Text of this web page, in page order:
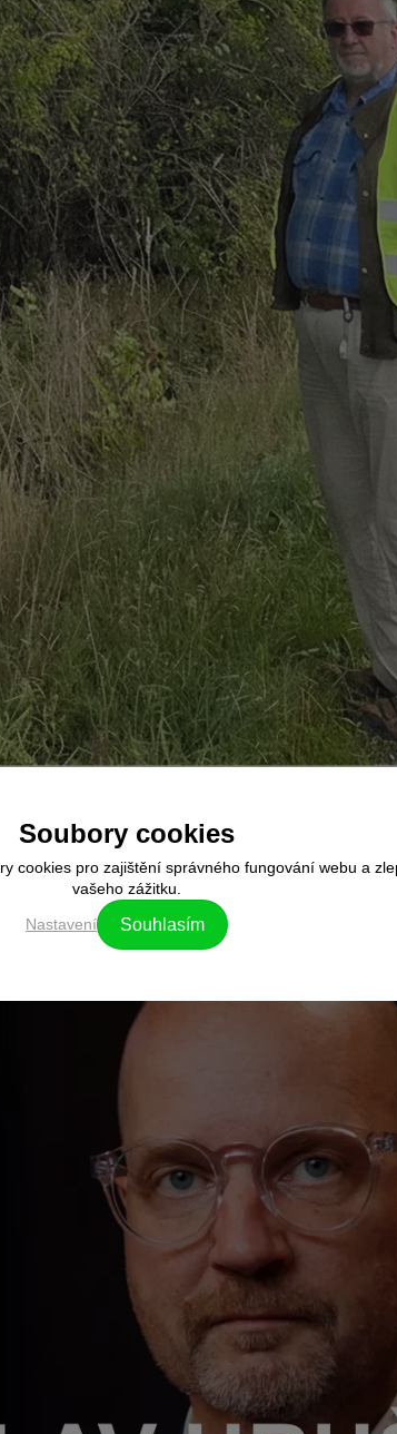
Soubory cookies
cookies pro zajištění správného fungování webu a
vašeho zážitku.
Nastavení Souhlasím